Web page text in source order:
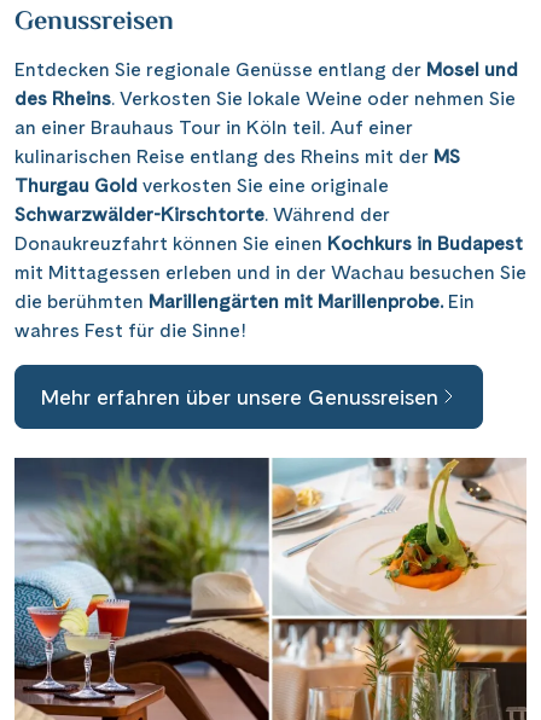
Genussreisen
Entdecken Sie regionale Genüsse entlang der Mosel und
des Rheins. Verkosten Sie lokale Weine oder nehmen Sie
an einer Brauhaus Tour in Köln teil. Auf einer
kulinarischen Reise entlang des Rheins mit der MS
Thurgau Gold verkosten Sie eine originale
Schwarzwälder-Kirschtorte. Während der
Donaukreuzfahrt können Sie einen Kochkurs in Budapest
mit Mittagessen erleben und in der Wachau besuchen Sie
die berühmten Marillengärten mit Marillenprobe.Ein
wahres Fest für die Sinne!
Mehr erfahren über unsere Genussreisen